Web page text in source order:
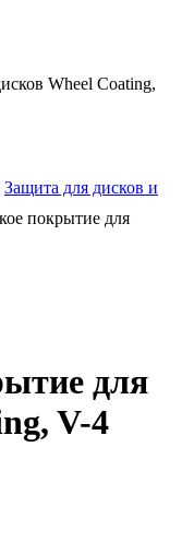
Wheel Coating,
Защита для дисков и
покрытие для
для
V-4